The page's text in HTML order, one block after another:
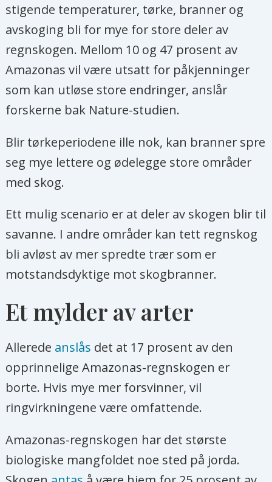
stigende temperaturer, tørke, branner og
avskoging bli for mye for store deler av
regnskogen. Mellom 10 og 47 prosent av
Amazonas vil være utsatt for påkjenninger
som kan utløse store endringer, anslår
forskerne bak Nature-studien.
Blir tørkeperiodene ille nok, kan branner spre
seg mye lettere og ødelegge store områder
med skog.
Ett mulig scenario er at deler av skogen blir til
savanne. I andre områder kan tett regnskog
bli avløst av mer spredte trær som er
motstandsdyktige mot skogbranner.
Et mylder av arter
Allerede anslås det at 17 prosent av den
opprinnelige Amazonas-regnskogen er
borte. Hvis mye mer forsvinner, vil
ringvirkningene være omfattende.
Amazonas-regnskogen har det største
biologiske mangfoldet noe sted på jorda.